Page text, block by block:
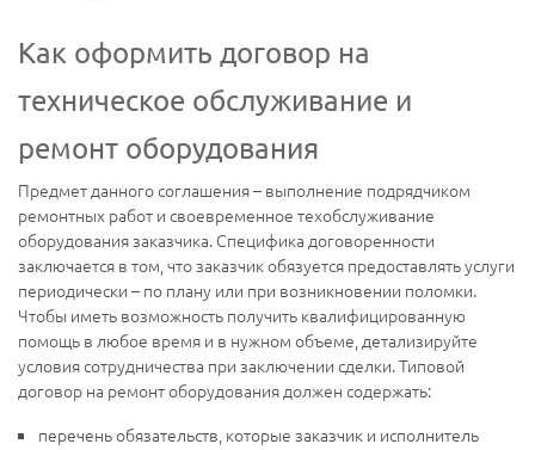
Как оформить договор на
техническое обслуживание и
ремонт оборудования
Предмет данного соглашения – выполнение подрядчиком
ремонтных работ и своевременное техобслуживание
оборудования заказчика. Специфика договоренности
заключается в том, что заказчик обязуется предоставлять услуги
периодически – по плану или при возникновении поломки.
Чтобы иметь возможность получить квалифицированную
помощь в любое время и в нужном объеме, детализируйте
условия сотрудничества при заключении сделки. Типовой
договор на ремонт оборудования должен содержать:
перечень обязательств, которые заказчик и исполнитель